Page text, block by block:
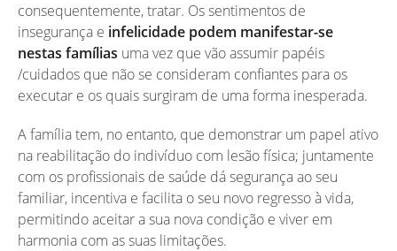
consequentemente, tratar. Os sentimentos de
insegurança e infelicidade podem manifestar-se
nestas famílias uma vez que vão assumir papéis
/cuidados que não se consideram confiantes para os
executar e os quais surgiram de uma forma inesperada.
A família tem, no entanto, que demonstrar um papel ativo
na reabilitação do indivíduo com lesão física; juntamente
com os profissionais de saúde dá segurança ao seu
familiar, incentiva e facilita o seu novo regresso à vida,
permitindo aceitar a sua nova condição e viver em
harmonia com as suas limitações.